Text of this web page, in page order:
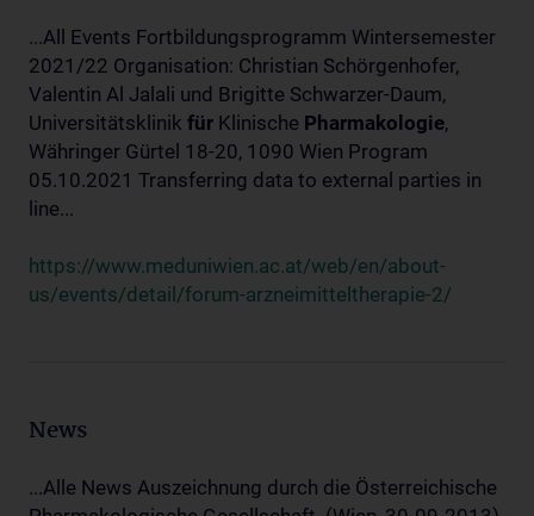
...All Events Fortbildungsprogramm Wintersemester
2021/22 Organisation: Christian Schörgenhofer,
Valentin Al Jalali und Brigitte Schwarzer-Daum,
Universitätsklinik für Klinische Pharmakologie,
Währinger Gürtel 18-20, 1090 Wien Program
05.10.2021 Transferring data to external parties in
line...
https://www.meduniwien.ac.at/web/en/about-
us/events/detail/forum-arzneimitteltherapie-2/
News
...Alle News Auszeichnung durch die Österreichische